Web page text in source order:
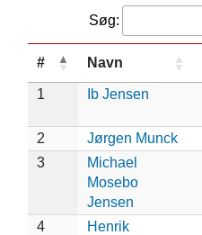
Søg:
# Navn
1 Ib Jensen
2 Jørgen Munck
3
Michael
Mosebo
Jensen
4
Henrik